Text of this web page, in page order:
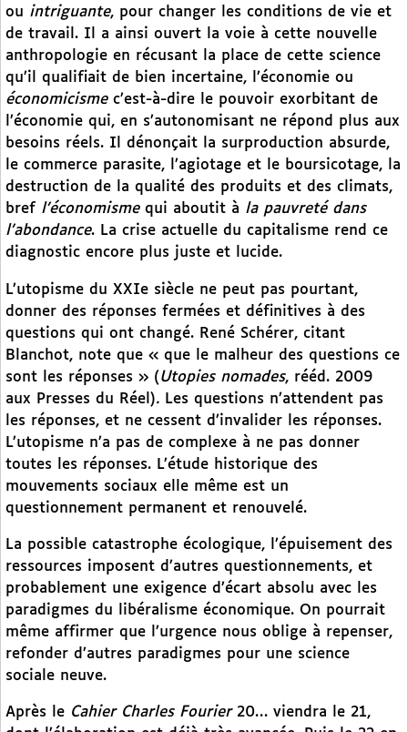
ou intriguante, pour changer les conditions de vie et
de travail. Il a ainsi ouvert la voie à cette nouvelle
anthropologie en récusant la place de cette science
qu’il qualifiait de bien incertaine, l’économie ou
économicisme c’est-à-dire le pouvoir exorbitant de
l’économie qui, en s’autonomisant ne répond plus aux
besoins réels. Il dénonçait la surproduction absurde,
le commerce parasite, l’agiotage et le boursicotage, la
destruction de la qualité des produits et des climats,
bref l’économismequi aboutit à la pauvreté dans
l’abondance. La crise actuelle du capitalisme rend ce
diagnostic encore plus juste et lucide.
L’utopisme du XXIe siècle ne peut pas pourtant,
donner des réponses fermées et définitives à des
questions qui ont changé. René Schérer, citant
Blanchot, note que « que le malheur des questions ce
sont les réponses » (Utopies nomades, rééd. 2009
aux Presses du Réel). Les questions n’attendent pas
les réponses, et ne cessent d’invalider les réponses.
L’utopisme n’a pas de complexe à ne pas donner
toutes les réponses. L’étude historique des
mouvements sociaux elle même est un
questionnement permanent et renouvelé.
La possible catastrophe écologique, l’épuisement des
ressources imposent d’autres questionnements, et
probablement une exigence d’écart absolu avec les
paradigmes du libéralisme économique. On pourrait
même affirmer que l’urgence nous oblige à repenser,
refonder d’autres paradigmes pour une science
sociale neuve.
Après le Cahier Charles Fourier20… viendra le 21,